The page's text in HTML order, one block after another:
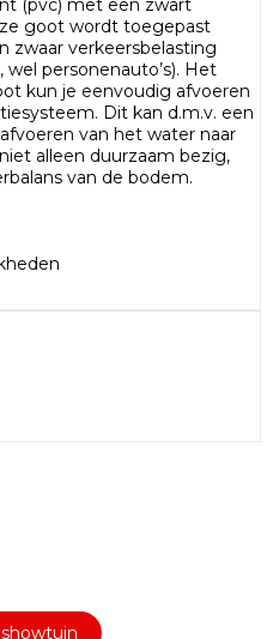
(pvc) met een zwart
goot wordt toegepast
zwaar verkeersbelasting
personenauto’s). Het
kun je eenvoudig afvoeren
Dit kan d.m.v. een
van het water naar
alleen duurzaam bezig,
van de bodem.